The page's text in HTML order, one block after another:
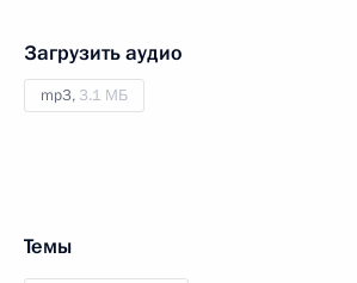
Загрузить аудио
mp3, 3.1 МБ
Темы